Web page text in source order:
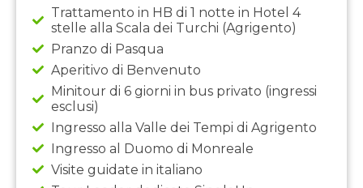
Trattamento in HB di 1 notte in Hotel 4
stelle alla Scala dei Turchi (Agrigento)
Pranzo di Pasqua
Aperitivo di Benvenuto
Minitour di 6 giorni in bus privato (ingressi
esclusi)
Ingresso alla Valle dei Tempi di Agrigento
Ingresso al Duomo di Monreale
Visite guidate in italiano